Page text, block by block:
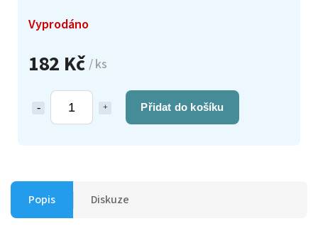
182 Kč / ks
Přidat do košíku
Vyprodáno
Popis Diskuze